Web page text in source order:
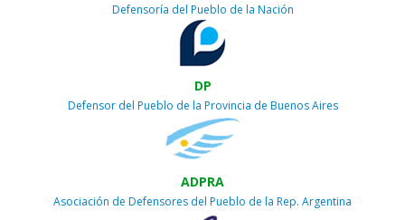
Defensoría del Pueblo de la Nación
DP
Defensor del Pueblo de la Provincia de Buenos Aires
ADPRA
Asociación de Defensores del Pueblo de la Rep. Argentina